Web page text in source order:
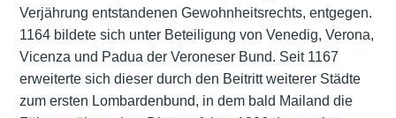
Verjährung entstandenen Gewohnheitsrechts, entgegen.
1164 bildete sich unter Beteiligung von Venedig, Verona,
Vicenza und Padua der Veroneser Bund. Seit 1167
erweiterte sich dieser durch den Beitritt weiterer Städte
zum ersten Lombardenbund, in dem bald Mailand die